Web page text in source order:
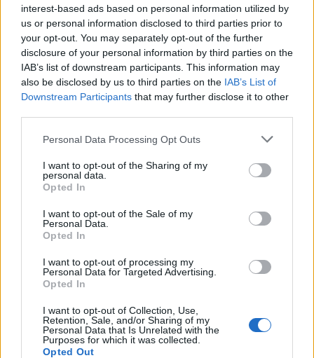
interest-based ads based on personal information utilized by
us or personal information disclosed to third parties prior to
your opt-out. You may separately opt-out of the further
disclosure of your personal information by third parties on the
IAB’s list of downstream participants. This information may
also be disclosed by us to third parties on the IAB’s List of
Downstream Participants that may further disclose it to other
Personal Data Processing Opt Outs
I want to opt-out of the Sharing of my
personal data.
Opted In
I want to opt-out of the Sale of my
Personal Data.
Opted In
I want to opt-out of processing my
Personal Data for Targeted Advertising.
Opted In
I want to opt-out of Collection, Use,
Retention, Sale, and/or Sharing of my
Personal Data that Is Unrelated with the
Purposes for which it was collected.
Opted Out
Treści i materiały zawarte w tym serwisie mają charakter
edukacyjno-informacyjny. Wydawca i redakcja serwisu nie ponosi
odpowiedzialności za efekty ich zastosowania. Przed
zastosowaniem porad i wskazówek zawartych w serwisie, należy
bezwzględnie skonsultować się z lekarzem.